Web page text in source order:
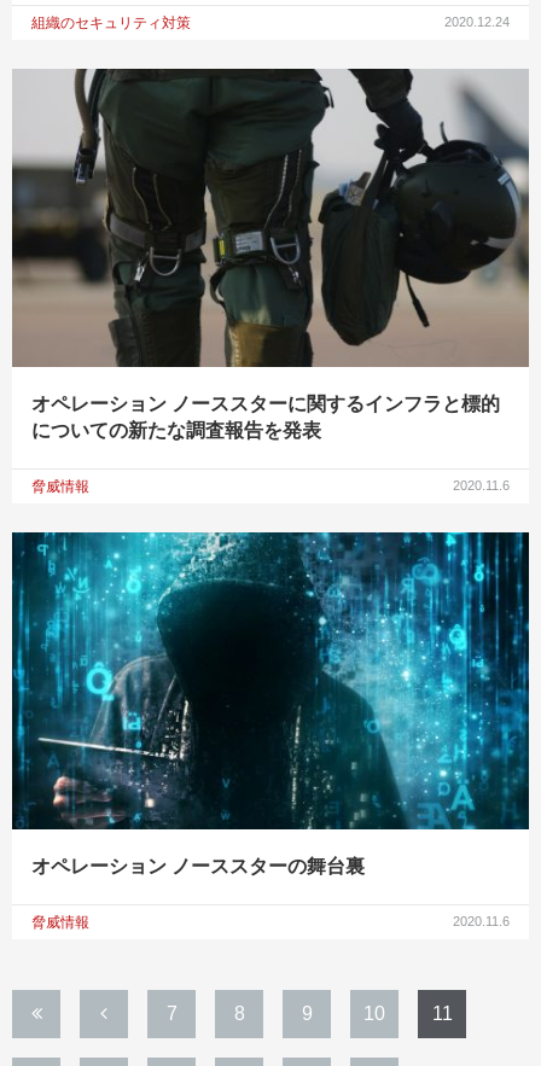
組織のセキュリティ対策 2020.12.24
オペレーション ノーススターに関するインフラと標的
についての新たな調査報告を発表
脅威情報 2020.11.6
オペレーション ノーススターの舞台裏
脅威情報 2020.11.6
7 8 9 10 11